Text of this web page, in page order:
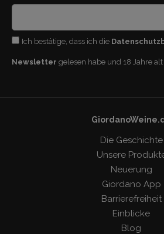
Ich bestätige, dass ich die
Newsletter gelesen habe und 18 Jahre
Die Geschichte
Unsere
Neuerung
Giordano App
Barrierefreiheit
Einblicke
Blog